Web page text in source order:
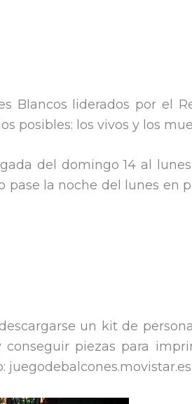
Blancos liderados por el
posibles: los vivos y los
del domingo 14 al
pase la noche del lunes en
un kit de
conseguir piezas para
juegodebalcones.movistar.es